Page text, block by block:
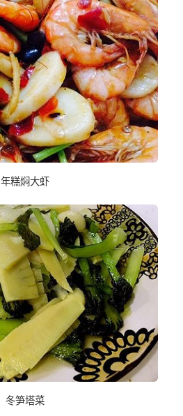
年糕焖大虾
冬笋塔菜